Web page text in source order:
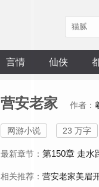
言情 仙侠
营安老家 作者：
网游小说 23 万字
最新章节： 第150章 走水
相关推荐： 营安老家美眉